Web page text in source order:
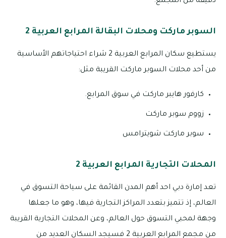
السوبر ماركت ومحلات البقالة المرابع العربية 2
يستطيع سكان المرابع العربية 2 شراء احتياجاتهم الأساسية
من أحد محلات السوبر ماركت القريبة مثل:
كارفور هايبر ماركت في سوق المرابع.
زووم سوبر ماركت
سوبر ماركت شويترامس
المحلات التجارية المرابع العربية 2
تعد إمارة دبي احد أهم المدن القائمة على سياحة التسوق في
العالم، إذ تتميز بتعدد المراكز التجارية فيها، وهو ما جعلها
وجهة لمحبي التسوق حول العالم، وعن المحلات التجارية القريبة
من مجمع المرابع العربية 2 فسيجد السكان العديد من